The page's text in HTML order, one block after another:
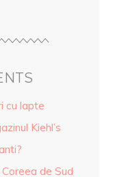
cu lapte
Kiehl’s
de Sud